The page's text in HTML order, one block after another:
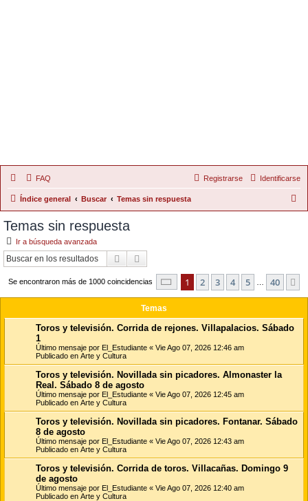
FAQ Identificarse
Registrarse
Índice general Buscar Temas sin respuesta
Temas sin respuesta
Ir a búsqueda avanzada
Buscar
Se encontraron más de 1000 coincidencias Página de 40
1 2 3 4 5 40
Temas
Toros y televisión. Corrida de rejones. Villapalacios. Sábado
1
Último mensaje por El_Estudiante « Vie Ago 07, 2026 12:46 am
Publicado en Arte y Cultura
Toros y televisión. Novillada sin picadores. Almonaster la
Real. Sábado 8 de agosto
Último mensaje por El_Estudiante « Vie Ago 07, 2026 12:45 am
Publicado en Arte y Cultura
Toros y televisión. Novillada sin picadores. Fontanar. Sábado
8 de agosto
Último mensaje por El_Estudiante « Vie Ago 07, 2026 12:43 am
Publicado en Arte y Cultura
Toros y televisión. Corrida de toros. Villacañas. Domingo 9
de agosto
Último mensaje por El_Estudiante « Vie Ago 07, 2026 12:40 am
Publicado en Arte y Cultura